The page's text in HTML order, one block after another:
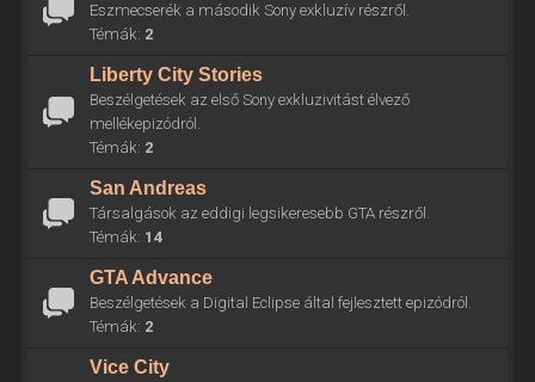
Eszmecserék a második Sony exkluzív részről.
Témák: 2
Liberty City Stories
Beszélgetések az első Sony exkluzivitást élvező
mellékepizódról.
Témák: 2
San Andreas
Társalgások az eddigi legsikeresebb GTA részről.
Témák: 14
GTA Advance
Beszélgetések a Digital Eclipse által fejlesztett epizódról.
Témák: 2
Vice City